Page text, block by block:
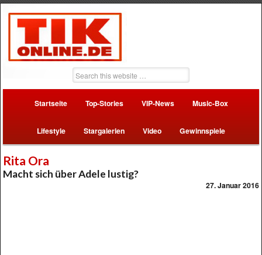
Startseite Top-Stories VIP-News Music-Box
Lifestyle Stargalerien Video Gewinnspiele
Rita Ora
Macht sich über Adele lustig?
27. Januar 2016